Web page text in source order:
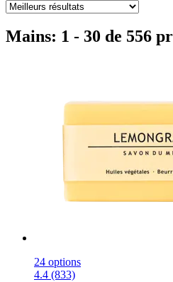
Mains: 1 - 30 de 556
24 options
4.4 (833)